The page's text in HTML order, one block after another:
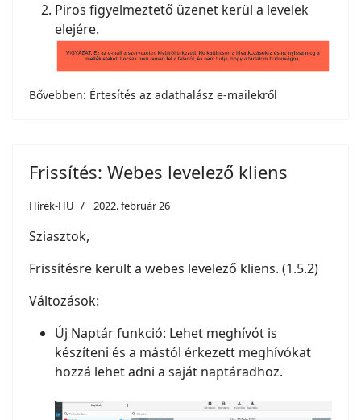
Piros figyelmeztető üzenet kerül a levelek
elejére.
Bővebben: Értesítés az adathalász e-mailekről
Frissítés: Webes levelező kliens
Hírek-HU 2022. február 26
Sziasztok,
Frissítésre került a webes levelező kliens. (1.5.2)
Változások:
Új Naptár funkció: Lehet meghívót is
készíteni és a mástól érkezett meghívókat
hozzá lehet adni a saját naptáradhoz.